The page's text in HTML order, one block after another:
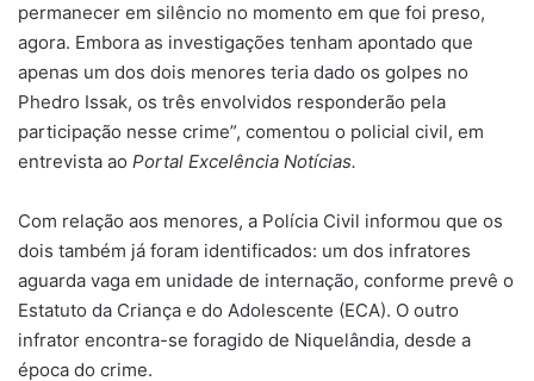
permanecer em silêncio no momento em que foi preso,
agora. Embora as investigações tenham apontado que
apenas um dos dois menores teria dado os golpes no
Phedro Issak, os três envolvidos responderão pela
participação nesse crime”, comentou o policial civil, em
entrevista ao Portal Excelência Notícias.
Com relação aos menores, a Polícia Civil informou que os
dois também já foram identificados: um dos infratores
aguarda vaga em unidade de internação, conforme prevê o
Estatuto da Criança e do Adolescente (ECA). O outro
infrator encontra-se foragido de Niquelândia, desde a
época do crime.